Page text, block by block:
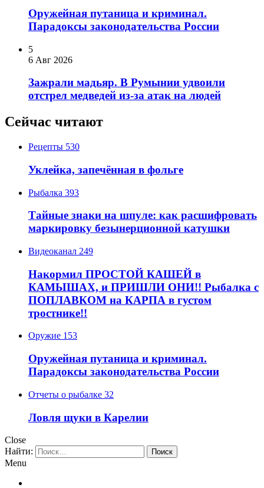
Оружейная путаница и криминал.
Парадоксы законодательства России
5
6 Авг 2026
Зажрали мадьяр. В Румынии удвоили
отстрел медведей из-за атак на людей
Сейчас читают
Рецепты 530
Уклейка, запечённая в фольге
Рыбалка 393
Тайные знаки на шпуле: как расшифровать
маркировку безынерционной катушки
Видеоканал 249
Накормил ПРОСТОЙ КАШЕЙ в
КАМЫШАХ, и ПРИШЛИ ОНИ!! Рыбалка с
ПОПЛАВКОМ на КАРПА в густом
тростнике!!
Оружие 153
Оружейная путаница и криминал.
Парадоксы законодательства России
Отчеты о рыбалке 32
Ловля щуки в Карелии
Close
Найти:
Menu